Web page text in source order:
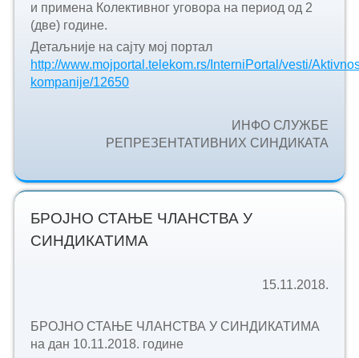
и примена Колективног уговора на период од 2
(две) године.
Детаљније на сајту мој портал
http://www.mojportal.telekom.rs/InterniPortal/vesti/
kompanije/12650
ИНФО СЛУЖБЕ
РЕПРЕЗЕНТАТИВНИХ СИНДИКАТА
БРОЈНО СТАЊЕ ЧЛАНСТВА У
СИНДИКАТИМА
15.11.2018.
БРОЈНО СТАЊЕ ЧЛАНСТВА У СИНДИКАТИМА
на дан 10.11.2018. године